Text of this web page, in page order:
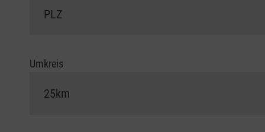
Umkreis